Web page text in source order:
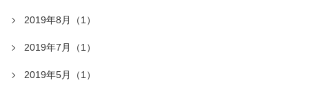
2019年8月（1）
2019年7月（1）
2019年5月（1）